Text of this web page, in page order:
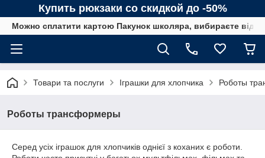
Купить рюкзаки со скидкой до -50%
Можно сплатити картою Пакунок школяра, вибираєте від
Товари та послуги Іграшки для хлопчика Роботы
Роботы трансформеры
Серед усіх іграшок для хлопчиків однієї з коханих є роботи.